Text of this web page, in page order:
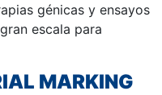
génicas y ensayos
escala para
MARKING